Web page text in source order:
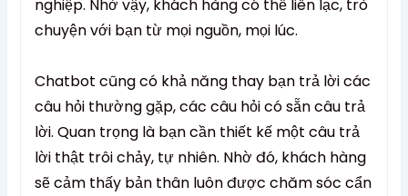
nghiệp. Nhờ vậy, khách hàng có thể liên lạc, trò
chuyện với bạn từ mọi nguồn, mọi lúc.
Chatbot cũng có khả năng thay bạn trả lời các
câu hỏi thường gặp, các câu hỏi có sẵn câu trả
lời. Quan trọng là bạn cần thiết kế một câu trả
lời thật trôi chảy, tự nhiên. Nhờ đó, khách hàng
sẽ cảm thấy bản thân luôn được chăm sóc cẩn